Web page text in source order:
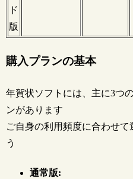
ド
版
購入プランの基本
年賀状ソフトには、主に3つ
ンがあります
ご自身の利用頻度に合わせて
う
通常版: